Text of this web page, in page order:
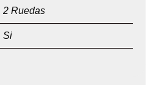
2 Ruedas
Si